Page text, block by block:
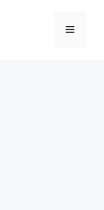
Menu